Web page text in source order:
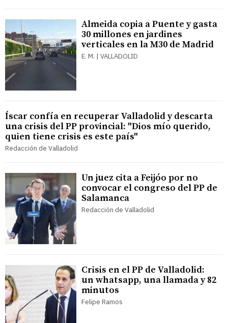
Almeida copia a Puente y gasta
30 millones en jardines
verticales en la M30 de Madrid
E. M. | VALLADOLID
Íscar confía en recuperar Valladolid y descarta
una crisis del PP provincial: "Dios mío querido,
quien tiene crisis es este país"
Redacción de Valladolid
Un juez cita a Feijóo por no
convocar el congreso del PP de
Salamanca
Redacción de Valladolid
Crisis en el PP de Valladolid:
un whatsapp, una llamada y 82
minutos
Felipe Ramos